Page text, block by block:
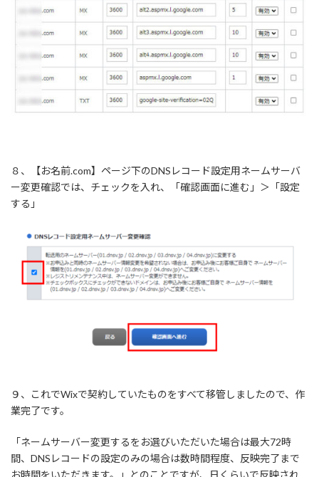
８、【お名前.com】ページ下のDNSレコード設定用ネームサーバ
ー変更確認では、チェックを入れ、「確認画面に進む」＞「設定
する」
９、これでWixで契約していたものをすべて移管しましたので、作
業完了です。
「ネームサーバー変更するをお選びいただいた場合は最大72時
間、DNSレコードの設定のみの場合は数時間程度、反映完了まで